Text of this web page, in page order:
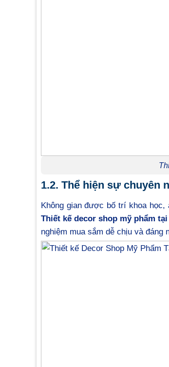
1.2. Thể hiện sự chuyên
Không gian được bố trí khoa
Thiết kế decor shop mỹ phẩm
nghiệm mua sắm dễ chịu và đáng